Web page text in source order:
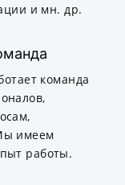
и мн. др.
команда
имеем
работы.